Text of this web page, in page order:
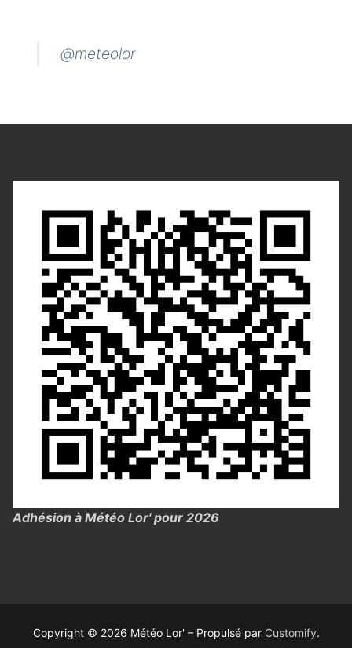
@meteolor
Adhésion à Météo Lor' pour 2026
Copyright © 2026 Météo Lor' – Propulsé par Customify.